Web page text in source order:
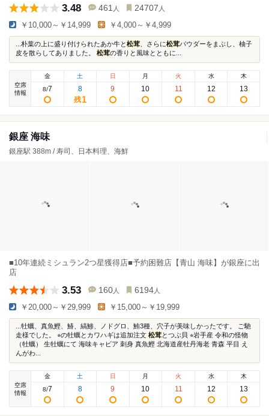
3.48 461 人 24707 人
￥10,000～￥14,999 ￥4,000～￥4,999
...朴葉の上に盛り付けられたあか牛と松茸 、さらに松茸パウダーをまぶし、柚子
皮を散らしてありました。 松茸の香りと風味とともに...
空席
情報
金
8/7
土
8
残1
日
9
月
10
火
11
水
12
木
13
銀座 海味
銀座駅 388m / 寿司、日本料理、海鮮
■10年連続ミシュラン2つ星獲得店■予約困難店【青山 海味】が銀座に出
店
3.53 160 人 6194 人
￥20,000～￥29,999 ￥15,000～￥19,999
...牡蠣、真魚鰹、鰆、縞鯵、ノドグロ、鮪3種、穴子が美味しかったです。 ご馳
走様でした。 ⭐︎の牡蠣とカワハギは追加注文 松茸とつぶ貝 ⭐︎岩手産 令和の怪物
（牡蠣） 生牡蠣にて 海味キャビア 刺身 真魚鰹 北海道産牡丹海老 青森 平目 え
んがわ...
空席
情報
金
8/7
土
8
日
9
月
10
火
11
水
12
木
13